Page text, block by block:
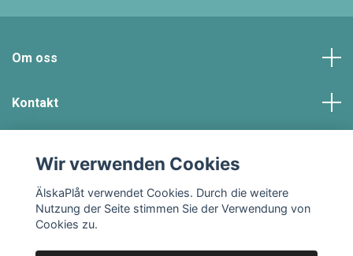
Om oss
Kontakt
Soziale Medien
Wir verwenden Cookies
ÄlskaPlåt verwendet Cookies. Durch die weitere
Nutzung der Seite stimmen Sie der Verwendung von
Cookies zu.